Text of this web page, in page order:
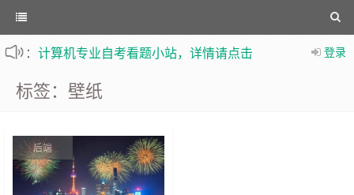
登录
： 计算机专业自考看题小站，详情请点击
标签：壁纸
后端